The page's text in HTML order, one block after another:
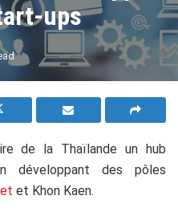
ups
A
de la Thaïlande un hub
développant des pôles
et Khon Kaen.